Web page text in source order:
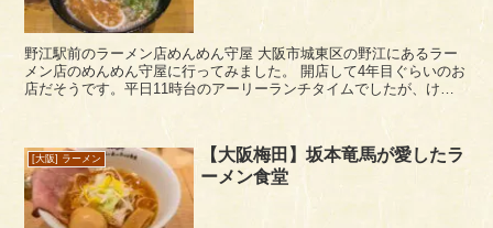
野江駅前のラーメン店めんめん守屋 大阪市城東区の野江にあるラー
メン店のめんめん守屋に行ってみました。 開店して4年目ぐらいのお
店だそうです。平日11時台のアーリーランチタイムでしたが、けっ
[大阪] ラーメン
【大阪梅田】坂本竜馬が愛したラ
ーメン食堂